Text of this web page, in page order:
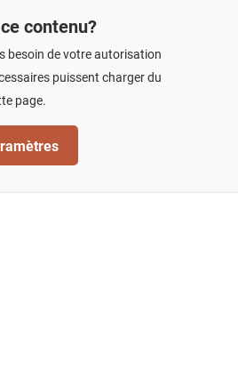
contenu?
besoin de votre autorisation
puissent charger du
page.